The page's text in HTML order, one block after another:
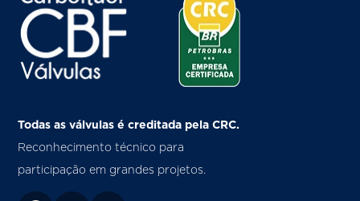
Todas as válvulas é creditada pela CRC.
Reconhecimento técnico para
participação em grandes projetos.